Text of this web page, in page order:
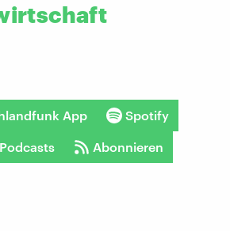
App Spotify
Abonnieren